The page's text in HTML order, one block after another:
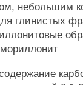
небольшим
глинистых